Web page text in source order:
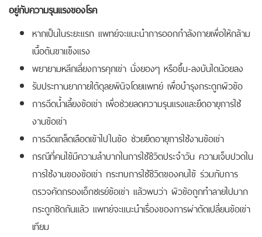
อยู่กับความรุนแรงของโรค
หากเป็นในระยะแรก แพทย์จะแนะนำการออกกำลังกายเพื่อให้กล้าม
เนื้อต้นขาแข็งแรง
พยายามหลีกเลี่ยงการคุกเข่า นั่งยองๆ หรือขึ้น-ลงบันไดน้อยลง
รับประทานยาภายใต้ดุลยพินิจโดยแพทย์ เพื่อบำรุงกระดูกผิวข้อ
การฉีดน้ำเลี้ยงข้อเข่า เพื่อช่วยลดความรุนแรงและยืดอายุการใช้
งานข้อเข่า
การฉีดเกล็ดเลือดเข้าไปในข้อ ช่วยยืดอายุการใช้งานข้อเข่า
กรณีที่คนไข้มีความลำบากในการใช้ชีวิตประจำวัน ความเจ็บปวดใน
การใช้งานของข้อเข่า กระทบการใช้ชีวิตของคนไข้ ร่วมกับการ
ตรวจคัดกรองเอ็กซเรย์ข้อเข่า แล้วพบว่า ผิวข้อถูกทำลายไปมาก
กระดูกชิดกันแล้ว แพทย์จะแนะนำเรื่องของการผ่าตัดเปลี่ยนข้อเข่า
เทียม